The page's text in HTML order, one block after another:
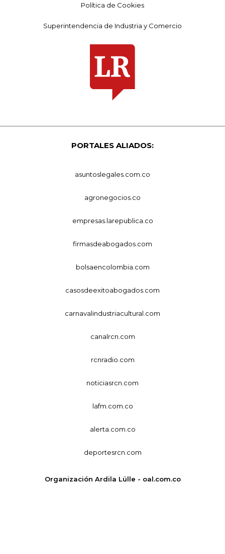
Política de Cookies
Superintendencia de Industria y Comercio
PORTALES ALIADOS:
asuntoslegales.com.co
agronegocios.co
empresas.larepublica.co
firmasdeabogados.com
bolsaencolombia.com
casosdeexitoabogados.com
carnavalindustriacultural.com
canalrcn.com
rcnradio.com
noticiasrcn.com
lafm.com.co
alerta.com.co
deportesrcn.com
Organización Ardila Lülle - oal.com.co